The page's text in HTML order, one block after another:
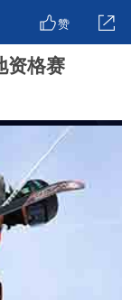
赞
资格赛